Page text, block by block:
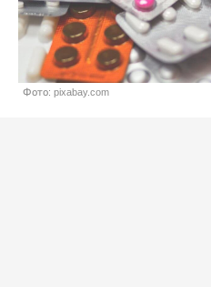
Фото: pixabay.com